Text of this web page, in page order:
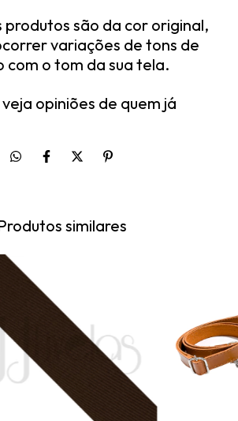
produtos são da cor original,
variações de tons de
com o tom da sua tela.
opiniões de quem já
similares